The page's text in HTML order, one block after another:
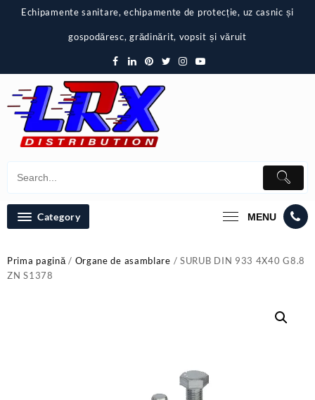
Echipamente sanitare, echipamente de protecție, uz casnic și
gospodăresc, grădinărit, vopsit și văruit
Category MENU
Prima pagină/ Organe de asamblare / SURUB DIN 933 4X40 G8.8
ZN S1378